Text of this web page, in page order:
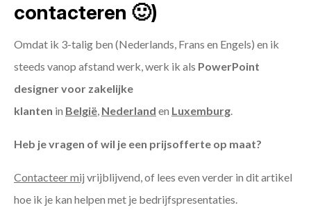
contacteren 🙂)
Omdat ik 3-talig ben (Nederlands, Frans en Engels) en ik
steeds vanop afstand werk, werk ik als PowerPoint
designer voor zakelijke
klanten in België, Nederland en Luxemburg.
Heb je vragen of wil je een prijsofferte op maat?
Contacteer mij vrijblijvend, of lees even verder in dit artikel
hoe ik je kan helpen met je bedrijfspresentaties.